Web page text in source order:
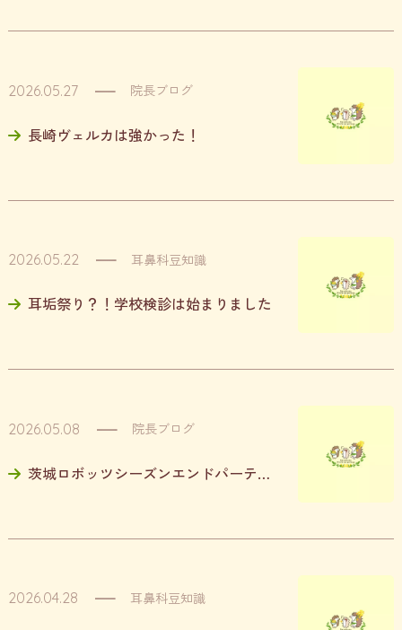
2026.05.27 院長ブログ
長崎ヴェルカは強かった！
2026.05.22 耳鼻科豆知識
耳垢祭り？！学校検診は始まりました
2026.05.08 院長ブログ
茨城ロボッツシーズンエンドパーティーに参加してきました
2026.04.28 耳鼻科豆知識